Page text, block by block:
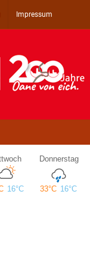
Impressum